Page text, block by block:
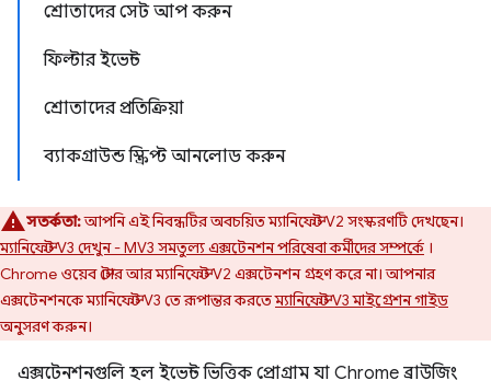
শ্রোতাদের সেট আপ করুন
ফিল্টার ইভেন্ট
শ্রোতাদের প্রতিক্রিয়া
ব্যাকগ্রাউন্ড স্ক্রিপ্ট আনলোড করুন
সতর্কতা:আপনি এই নিবন্ধটির অবচয়িত ম্যানিফেস্ট V2 সংস্করণটি দেখছেন।
ম্যানিফেস্ট V3 দেখুন - MV3 সমতুল্য এক্সটেনশন পরিষেবা কর্মীদের সম্পর্কে ।
Chrome ওয়েব স্টোর আর ম্যানিফেস্ট V2 এক্সটেনশন গ্রহণ করে না। আপনার
এক্সটেনশনকে ম্যানিফেস্ট V3 তে রূপান্তর করতেম্যানিফেস্ট V3 মাইগ্রেশন গাইড
অনুসরণ করুন।
এক্সটেনশনগুলি হল ইভেন্ট ভিত্তিক প্রোগ্রাম যা Chrome ব্রাউজিং